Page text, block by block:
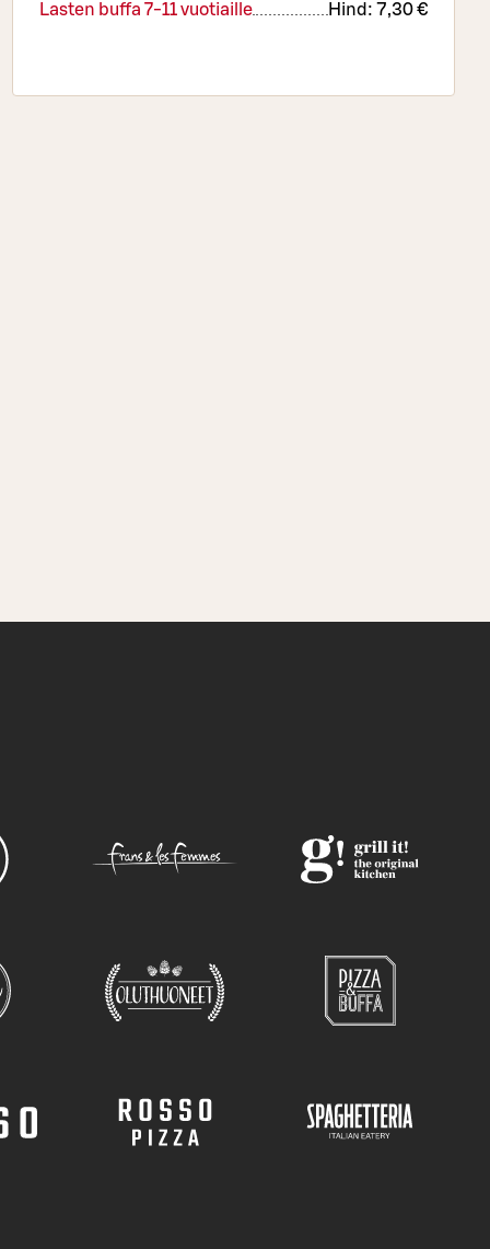
Lasten buffa 7-11 vuotiaille
Hind: 7,30 €